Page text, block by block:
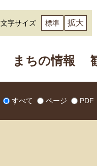
文字サイズ 標準 拡大
まちの情報
すべて ページ PDF